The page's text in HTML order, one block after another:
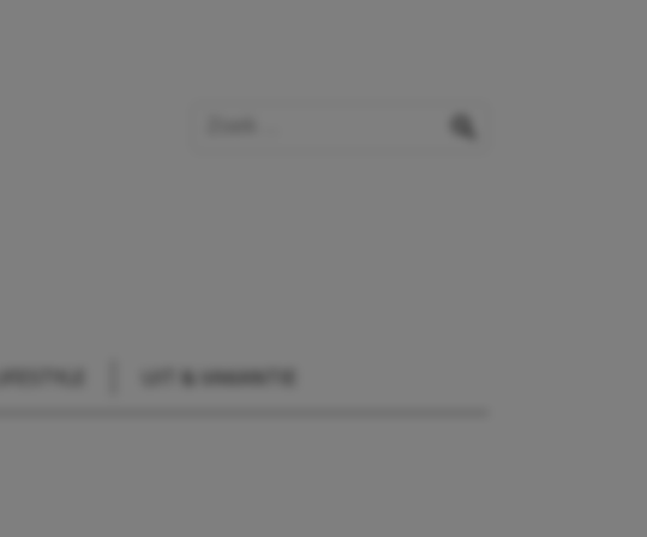
UIT & VAKANTIE